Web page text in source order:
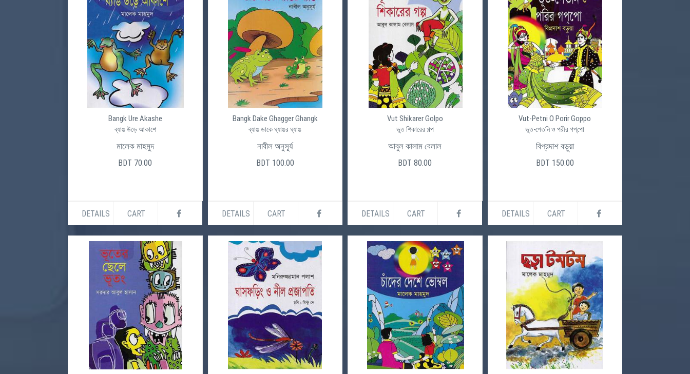
Bangk Ure Akashe
ব্যাঙ উড়ে আকাশে
মালেক মাহমুদ
BDT 70.00
DETAILS CART
Bangk Dake Ghagger Ghangk
ব্যাঙ ডাকে ঘ্যাঙর ঘ্যাঙ
নাবীল অনুসূর্য
BDT 100.00
DETAILS CART
Vut Shikarer Golpo
ভূত শিকারের গল্প
আবুল কালাম বেলাল
BDT 80.00
DETAILS CART
Vut-Petni O Porir Goppo
ভূত-পেতনি ও পরীর গপ্‌পো
বিপ্রদাশ বড়ুয়া
BDT 150.00
DETAILS CART